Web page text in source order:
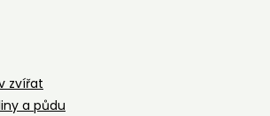
zvířat
a půdu